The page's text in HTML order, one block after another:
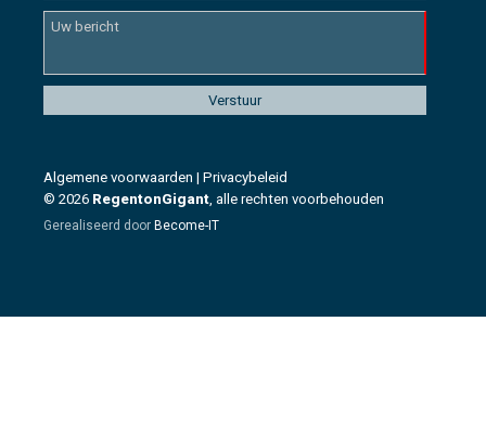
Algemene voorwaarden | Privacybeleid
© 2026 RegentonGigant, alle rechten voorbehouden
Gerealiseerd door Become-IT